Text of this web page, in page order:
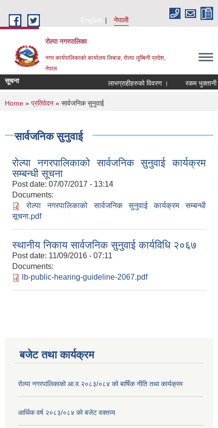
English
नेपाली
रोल्पा नगरपालिका
नगर कार्यपालिकाको कार्यालय लिबाङ, रोल्पा लुम्बिनी प्रदेश,
नेपाल
सूचना लाभग्राहीहरुको विवरण । रकम भुक्तानी
You are here
Home » प्रतिवेदन » सार्वजनिक सुनुवाई
सार्वजनिक सुनुवाई
रोल्पा नगरपालिकाको सार्वजनिक सुनुवाई कार्यक्रम
सम्बन्धी सूचना
Post date: 07/07/2017 - 13:14
Documents:
रोल्पा नगरपालिकाको सार्वजनिक सुनुवाई कार्यक्रम सम्बन्धी
सूचना.pdf
स्थानीय निकाय सार्वजनिक सुनुवाई कार्यविधि २०६७
Post date: 11/09/2016 - 07:11
Documents:
lb-public-hearing-guideline-2067.pdf
बजेट तथा कार्यक्रम
रोल्पा नगरपालिकाको आ.व.२०८३/०८४ को बार्षिक नीति तथा कार्यक्रम
आर्थिक वर्ष २०८३/०८४ को बजेट वक्तव्य